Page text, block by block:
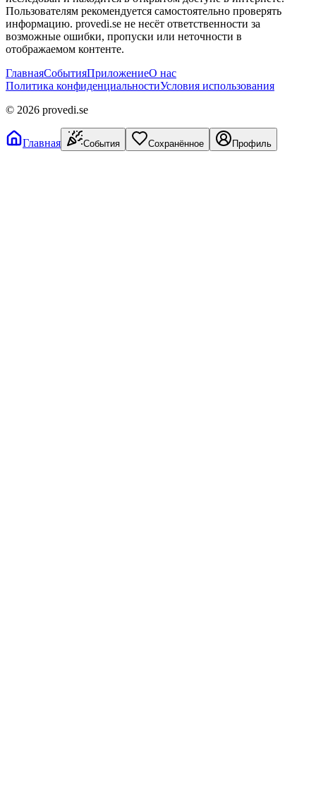
Пользователям рекомендуется самостоятельно проверять
информацию. provedi.se не несёт ответственности за
возможные ошибки, пропуски или неточности в
отображаемом контенте.
ГлавнаяСобытияПриложениеО нас
Политика конфиденциальностиУсловия использования
© 2026 provedi.se
Главная События Сохранённое Профиль